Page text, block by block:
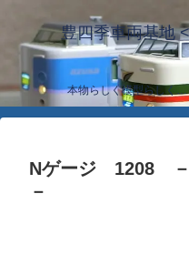
豊四季車両基地
本物らしく模型らしく
Nゲージ 1208 －
－